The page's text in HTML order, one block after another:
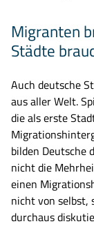
Migranten
Städte
Auch deutsche
aus aller Welt.
die als erste
bilden Deutsche
nicht die
einen
nicht von selbst,
durchaus